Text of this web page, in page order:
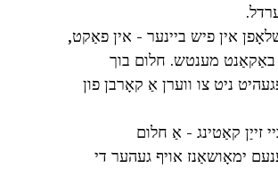
אין פיש ביינער - אין פאַקט,
באַקאַנט מענטש. חלום בוך
ניט צו ווערן אַ קאָרבן פון
זייַן קאַטינג - אַ חלום
ימאָושאַנז אויף געהער די